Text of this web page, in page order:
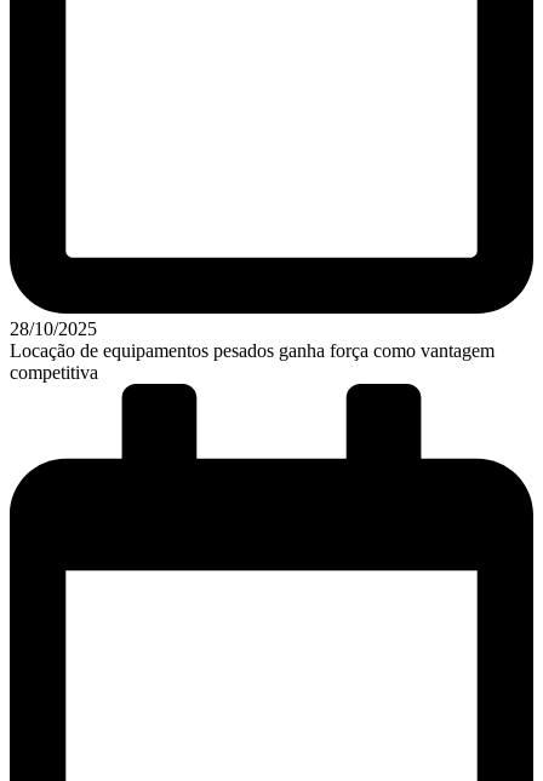
28/10/2025
Locação de equipamentos pesados ganha força como vantagem
competitiva